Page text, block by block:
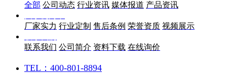
全部 公司动态 行业资讯 媒体报道 产品资讯
厂家实力 行业定制 售后条例 荣誉资质 视频展示
联系我们 公司简介 资料下载 在线询价
TEL：400-801-8894